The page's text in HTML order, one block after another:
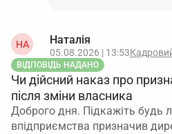
НА Наталія
05.08.2026 | 13:53
ВІДПОВІДЬ НАДАНО
Чи дійсний наказ про
після зміни власника
Доброго дня. Підкажіть будь
впідприємства призначив